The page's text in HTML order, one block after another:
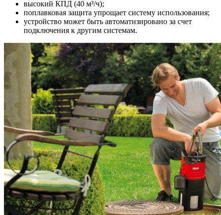
высокий КПД (40 м³/ч);
поплавковая защита упрощает систему использования;
устройство может быть автоматизировано за счет
подключения к другим системам.